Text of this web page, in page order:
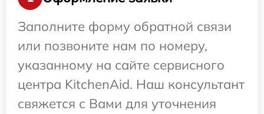
Заполните форму обратной связи
или позвоните нам по номеру,
указанному на сайте сервисного
центра KitchenAid. Наш консультант
свяжется с Вами для уточнения